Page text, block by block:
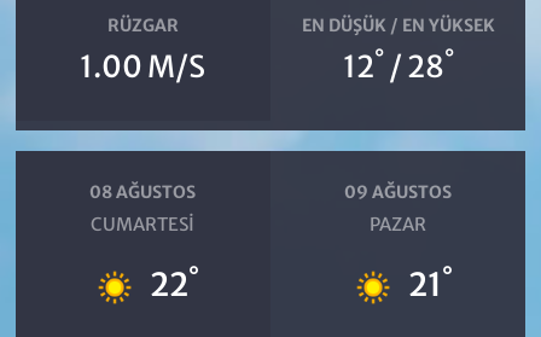
RÜZGAR
1.00 M/S
EN DÜŞÜK / EN YÜKSEK
12° / 28°
08 AĞUSTOS
CUMARTESI
22°
09 AĞUSTOS
PAZAR
21°